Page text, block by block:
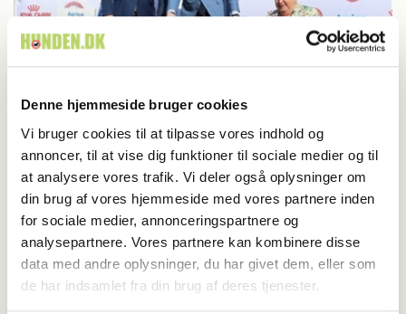
Denne hjemmeside bruger cookies
Vi bruger cookies til at tilpasse vores indhold og
annoncer, til at vise dig funktioner til sociale medier og til
at analysere vores trafik. Vi deler også oplysninger om
din brug af vores hjemmeside med vores partnere inden
for sociale medier, annonceringspartnere og
analysepartnere. Vores partnere kan kombinere disse
data med andre oplysninger, du har givet dem, eller som
de har indsamlet fra din brug af deres tjenester.
Udstilling
Roskilde: Ny stjerne i søndagens Store ring